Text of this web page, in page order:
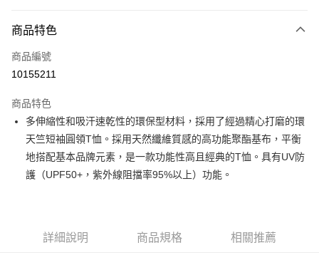
LINE Pay
Apple Pay
悠遊付
大哥付你分期
相關說明
【大哥付你分期使用說明】
1.本服務由台灣大哥大提供，台灣大哥大用戶可立即使用無須另外申請。
3.實際核准額度、可分期數及費用金額請依後續交易確認頁面所載為準。
AFTEE先享後付
便利好安心！
商品特色
商品編號
10155211
商品特色
多伸縮性和吸汗速乾性的環保型材料，採用了經過精心打磨的環
天竺短袖圓領T恤。採用天然纖維質感的高功能聚酯基布，平衡
地搭配基本品牌元素，是一款功能性高且經典的T恤。具有UV防
護（UPF50+，紫外線阻擋率95%以上）功能。
詳細說明 商品規格 相關推薦